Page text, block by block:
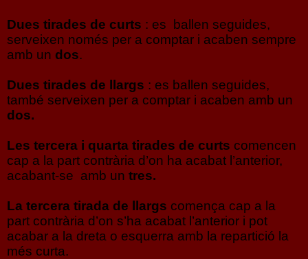
Dues tirades de curts : es ballen seguides,
serveixen només per a comptar i acaben sempre
amb un dos.
Dues tirades de llargs : es ballen seguides,
també serveixen per a comptar i acaben amb un
dos.
Les tercera i quarta tirades de curts comencen
cap a la part contrària d’on ha acabat l’anterior,
acabant-se amb un tres.
La tercera tirada de llargs comença cap a la
part contrària d’on s’ha acabat l’anterior i pot
acabar a la dreta o esquerra amb la repartició la
més curta.